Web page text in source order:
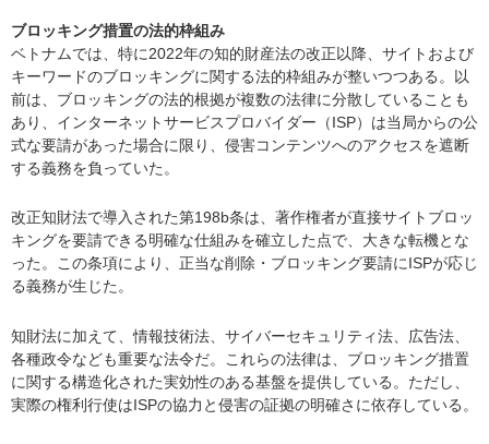
ブロッキング措置の法的枠組み
ベトナムでは、特に2022年の知的財産法の改正以降、サイトおよび
キーワードのブロッキングに関する法的枠組みが整いつつある。以
前は、ブロッキングの法的根拠が複数の法律に分散していることも
あり、インターネットサービスプロバイダー（ISP）は当局からの公
式な要請があった場合に限り、侵害コンテンツへのアクセスを遮断
する義務を負っていた。
改正知財法で導入された第198b条は、著作権者が直接サイトブロッ
キングを要請できる明確な仕組みを確立した点で、大きな転機とな
った。この条項により、正当な削除・ブロッキング要請にISPが応じ
る義務が生じた。
知財法に加えて、情報技術法、サイバーセキュリティ法、広告法、
各種政令なども重要な法令だ。これらの法律は、ブロッキング措置
に関する構造化された実効性のある基盤を提供している。ただし、
実際の権利行使はISPの協力と侵害の証拠の明確さに依存している。